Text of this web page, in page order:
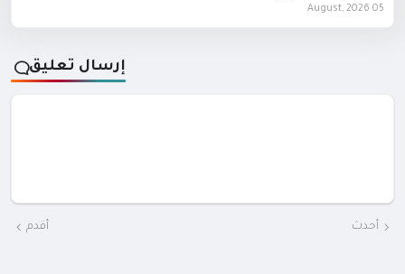
05 August, 2026
إرسال تعليق
أحدث أقدم